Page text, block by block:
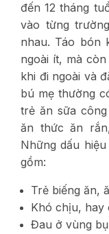
đến 12 tháng
vào từng
nhau. Táo bón
ngoài ít, mà
khi đi ngoài và
bú mẹ thường
trẻ ăn sữa
ăn thức ăn
Những dấu
gồm:
Trẻ biếng ăn,
Khó chịu, hay
Đau ở vùng